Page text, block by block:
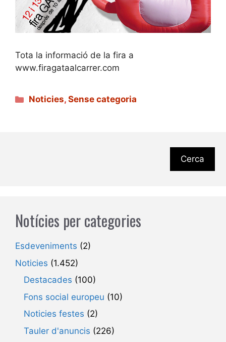
Tota la informació de la fira a
www.firagataalcarrer.com
Categories
Noticies,Sense categoria
Cerca
Notícies per categories
Esdeveniments (2)
Noticies (1.452)
Destacades (100)
Fons social europeu (10)
Noticies festes (2)
Tauler d'anuncis (226)